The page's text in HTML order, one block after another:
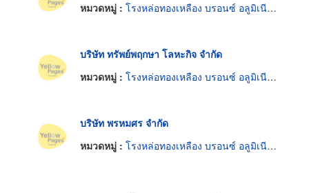
หมวดหมู่ : โรงหล่อทองเหลือง บรอนซ์ อลูมิเนียมและแมกนีเซียม
บริษัท ทรัพย์พฤกษา โลหะกิจ จำกัด
หมวดหมู่ : โรงหล่อทองเหลือง บรอนซ์ อลูมิเนียมและแมกนีเซียม
บริษัท พรหมศร จำกัด
หมวดหมู่ : โรงหล่อทองเหลือง บรอนซ์ อลูมิเนียมและแมกนีเซียม